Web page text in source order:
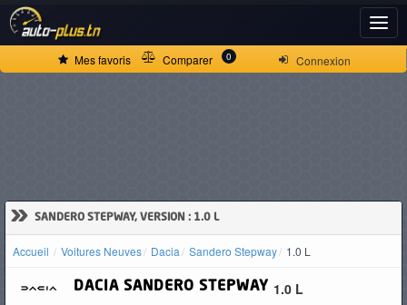
Connexion
Mes favoris Comparer 0
» SANDERO STEPWAY, VERSION : 1.0 L
Accueil Voitures Neuves Dacia Sandero Stepway 1.0 L
DACIA SANDERO STEPWAY 1.0 L
ACCUEIL